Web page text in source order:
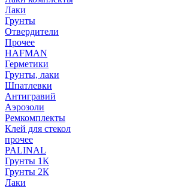
Лаки
Грунты
Отвердители
Прочее
HAFMAN
Герметики
Грунты, лаки
Шпатлевки
Антигравий
Аэрозоли
Ремкомплекты
Клей для стекол
прочее
PALINAL
Грунты 1К
Грунты 2К
Лаки